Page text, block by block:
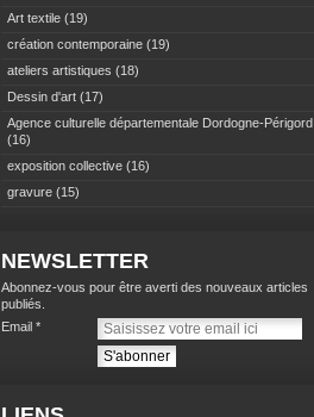
Art textile (19)
création contemporaine (19)
ateliers artistiques (18)
Dessin d'art (17)
Agence culturelle départementale Dordogne-Périgord
(16)
exposition collective (16)
gravure (15)
NEWSLETTER
Abonnez-vous pour être averti des nouveaux articles
publiés.
Email